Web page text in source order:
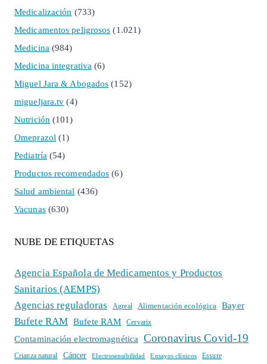
Medicalización (733)
Medicamentos peligrosos (1.021)
Medicina(984)
Medicina integrativa (6)
Miguel Jara & Abogados (152)
migueljara.tv (4)
Nutrición(101)
Omeprazol(1)
Pediatría(54)
Productos recomendados (6)
Salud ambiental (436)
Vacunas(630)
NUBE DE ETIQUETAS
Agencia Española de Medicamentos y Productos
Sanitarios (AEMPS)
Agencias reguladoras
Agreal Alimentación ecológica Bayer
Bufete RAM Bufete RAM Cervarix
Contaminación electromagnética Coronavirus Covid-19
Crianza natural Cáncer Electrosensibilidad Ensayos clínicos Essure